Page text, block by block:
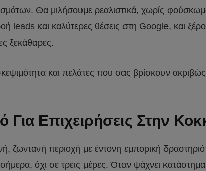
Θα μιλήσουμε ρεαλιστικά, χωρίς
leads και καλύτερες θέσεις στη Google, και
ξεκάθαρες.
και πελάτες που σας βρίσκουν
Για Επιχειρήσεις Στην
ζωντανή περιοχή με έντονη εμπορική
όχι σε τρεις μέρες. Όταν ψάχνει